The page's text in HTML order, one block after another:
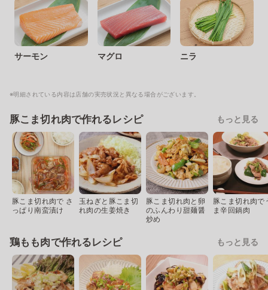
サーモン マグロ ニラ
※明細されている内容は店舗の実売状況と異なる場合がございます。
豚こま切れ肉で作れるレシピ もっと見る
豚こま切れ肉で さ
っぱり南蛮漬け
玉ねぎと豚こま切
れ肉の生姜焼き
豚こま切れ肉と卵
のふんわり甜麺醤
炒め
豚こま切れ肉で
ま辛回鍋肉
鶏もも肉で作れるレシピ もっと見る